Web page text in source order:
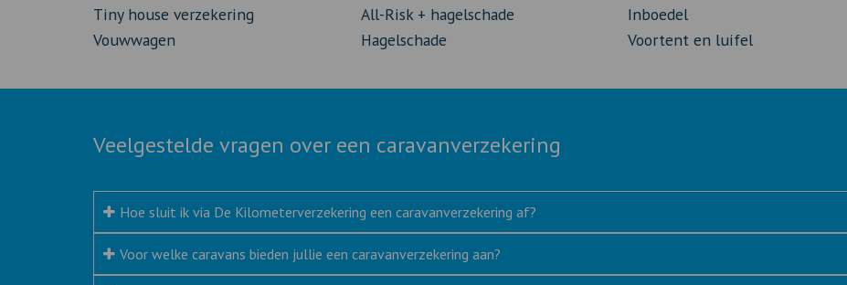
Tiny house verzekering
Vouwwagen
All-Risk + hagelschade
Hagelschade
Inboedel
Voortent en luifel
Veelgestelde vragen over een caravanverzekering
Hoe sluit ik via De Kilometerverzekering een caravanverzekering af?
Voor welke caravans bieden jullie een caravanverzekering aan?